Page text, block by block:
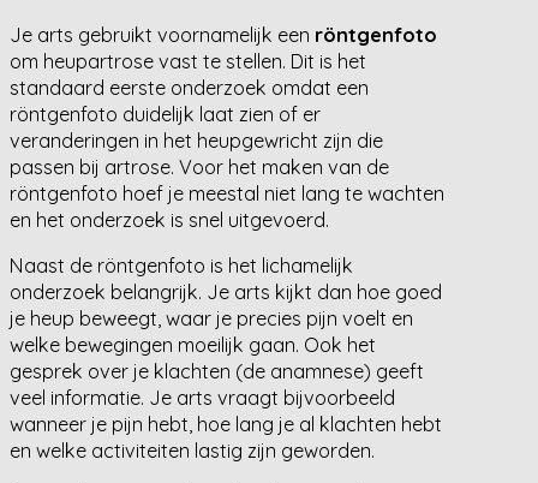
Je arts gebruikt voornamelijk een röntgenfoto
om heupartrose vast te stellen. Dit is het
standaard eerste onderzoek omdat een
röntgenfoto duidelijk laat zien of er
veranderingen in het heupgewricht zijn die
passen bij artrose. Voor het maken van de
röntgenfoto hoef je meestal niet lang te wachten
en het onderzoek is snel uitgevoerd.
Naast de röntgenfoto is het lichamelijk
onderzoek belangrijk. Je arts kijkt dan hoe goed
je heup beweegt, waar je precies pijn voelt en
welke bewegingen moeilijk gaan. Ook het
gesprek over je klachten (de anamnese) geeft
veel informatie. Je arts vraagt bijvoorbeeld
wanneer je pijn hebt, hoe lang je al klachten hebt
en welke activiteiten lastig zijn geworden.